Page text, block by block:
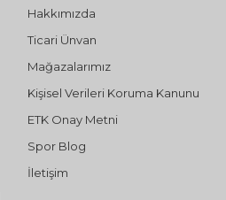
Hakkımızda
Ticari Ünvan
Mağazalarımız
Kişisel Verileri Koruma Kanunu
ETK Onay Metni
Spor Blog
İletişim